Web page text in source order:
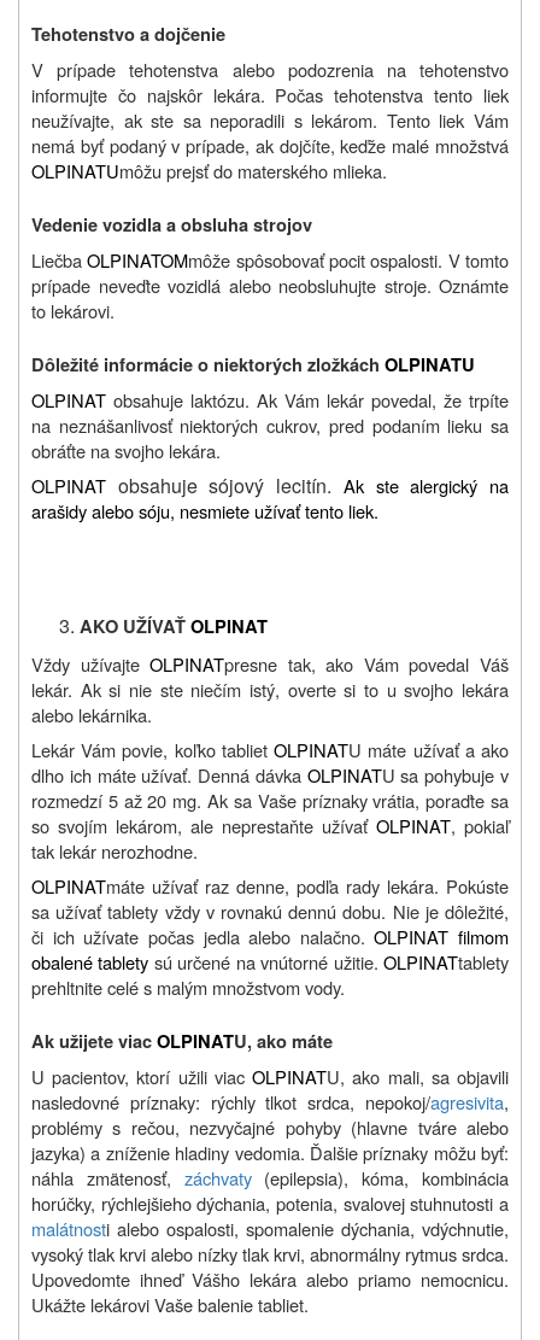
Tehotenstvo a dojčenie
V prípade tehotenstva alebo podozrenia na tehotenstvo
informujte čo najskôr lekára. Počas tehotenstva tento liek
neužívajte, ak ste sa neporadili s lekárom. Tento liek Vám
nemá byť podaný v prípade, ak dojčíte, keďže malé množstvá
OLPINATUmôžu prejsť do materského mlieka.
Vedenie vozidla a obsluha strojov
Liečba OLPINATOMmôže spôsobovať pocit ospalosti. V tomto
prípade neveďte vozidlá alebo neobsluhujte stroje. Oznámte
to lekárovi.
Dôležité informácie o niektorých zložkách OLPINATU
OLPINAT obsahuje laktózu. Ak Vám lekár povedal, že trpíte
na neznášanlivosť niektorých cukrov, pred podaním lieku sa
obráťte na svojho lekára.
OLPINAT obsahuje sójový lecitín. Ak ste alergický na
arašidy alebo sóju, nesmiete užívať tento liek.
AKO UŽÍVAŤOLPINAT
Vždy užívajte OLPINATpresne tak, ako Vám povedal Váš
lekár. Ak si nie ste niečím istý, overte si to u svojho lekára
alebo lekárnika.
Lekár Vám povie, koľko tabliet OLPINATU máte užívať a ako
dlho ich máte užívať. Denná dávka OLPINATU sa pohybuje v
rozmedzí 5 až 20 mg. Ak sa Vaše príznaky vrátia, poraďte sa
so svojím lekárom, ale neprestaňte užívať OLPINAT, pokiaľ
tak lekár nerozhodne.
OLPINATmáte užívať raz denne, podľa rady lekára. Pokúste
sa užívať tablety vždy v rovnakú dennú dobu. Nie je dôležité,
či ich užívate počas jedla alebo nalačno. OLPINAT filmom
obalené tablety sú určené na vnútorné užitie. OLPINATtablety
prehltnite celé s malým množstvom vody.
Ak užijete viacOLPINATU, ako máte
U pacientov, ktorí užili viac OLPINATU, ako mali, sa objavili
nasledovné príznaky: rýchly tlkot srdca, nepokoj/agresivita,
problémy s rečou, nezvyčajné pohyby (hlavne tváre alebo
jazyka) a zníženie hladiny vedomia. Ďalšie príznaky môžu byť:
náhla zmätenosť, záchvaty(epilepsia), kóma, kombinácia
horúčky, rýchlejšieho dýchania, potenia, svalovej stuhnutosti a
malátnosti alebo ospalosti, spomalenie dýchania, vdýchnutie,
vysoký tlak krvi alebo nízky tlak krvi, abnormálny rytmus srdca.
Upovedomte ihneď Vášho lekára alebo priamo nemocnicu.
Ukážte lekárovi Vaše balenie tabliet.